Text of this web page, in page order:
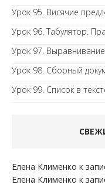
Урок 95. Висячие
Урок 96. Табулятор.
Урок 97.
Урок 98. Сборный
Урок 99. Список в
Елена Клименко к
Елена Клименко к